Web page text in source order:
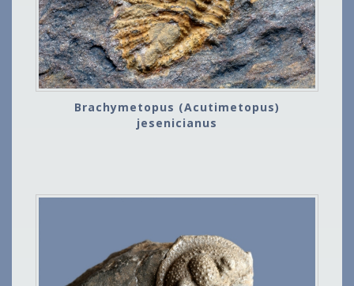
Brachymetopus (Acutimetopus)
jesenicianus